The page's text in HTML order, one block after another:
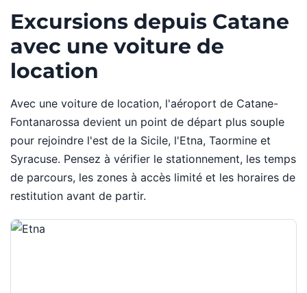
Excursions depuis Catane
avec une voiture de
location
Avec une voiture de location, l'aéroport de Catane-
Fontanarossa devient un point de départ plus souple
pour rejoindre l'est de la Sicile, l'Etna, Taormine et
Syracuse. Pensez à vérifier le stationnement, les temps
de parcours, les zones à accès limité et les horaires de
restitution avant de partir.